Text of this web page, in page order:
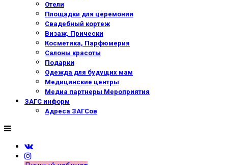
Отели
Площадки для церемонии
Свадебный кортеж
Визаж, Прически
Косметика, Парфюмерия
Салоны красоты
Подарки
Одежда для будущих мам
Медицинские центры
Медиа партнеры Мероприятия
ЗАГС информ
Адреса ЗАГСов